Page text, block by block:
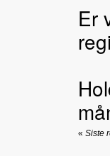
Er
« Siste